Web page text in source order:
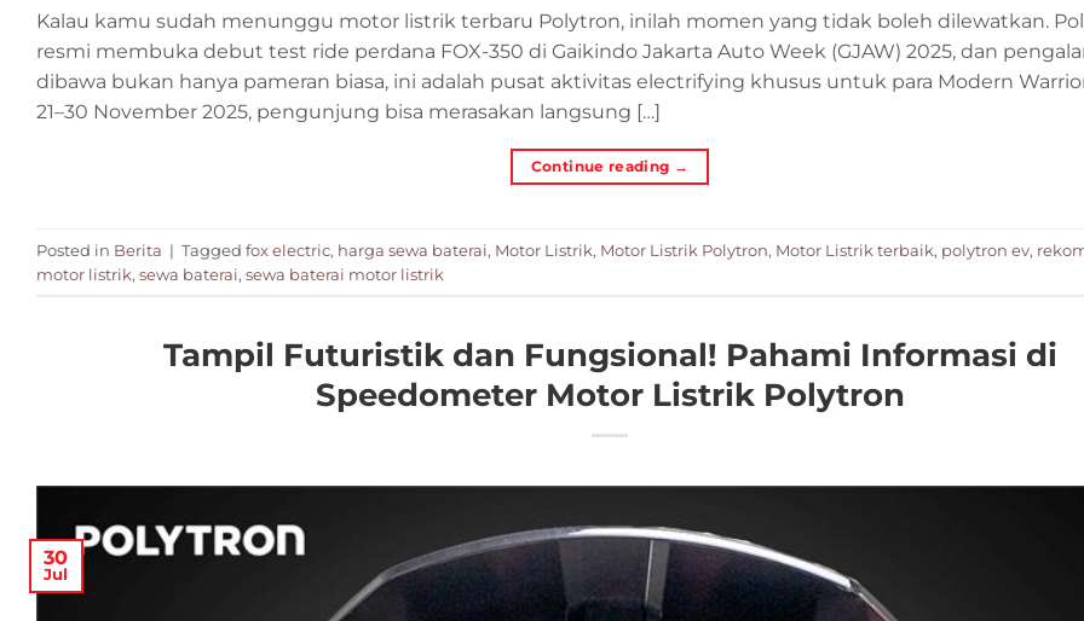
Kalau kamu sudah menunggu motor listrik terbaru Polytron, inilah momen yang tidak boleh dilewatkan.
resmi membuka debut test ride perdana FOX-350 di Gaikindo Jakarta Auto Week (GJAW) 2025, dan
dibawa bukan hanya pameran biasa, ini adalah pusat aktivitas electrifying khusus untuk para Modern
21–30 November 2025, pengunjung bisa merasakan langsung […]
Continue reading →
Posted in Berita | Tagged fox electric, harga sewa baterai, Motor Listrik, Motor Listrik Polytron, Motor Listrik terbaik, polytron ev,
motor listrik, sewa baterai, sewa baterai motor listrik
Tampil Futuristik dan Fungsional! Pahami Informasi di
Speedometer Motor Listrik Polytron
30
Jul